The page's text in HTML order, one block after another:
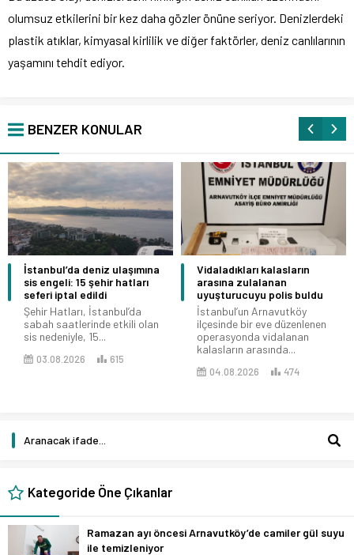
olumsuz etkilerini bir kez daha gözler önüne seriyor. Denizlerdeki
plastik atıklar, kimyasal kirlilik ve diğer faktörler, deniz canlılarının
yaşamını tehdit ediyor.
BENZER KONULAR
İstanbul’da deniz ulaşımına
sis engeli: 15 şehir hatları
seferi iptal edildi
Şehir Hatları, İstanbul’da
sabah saatlerinde etkili olan
sis nedeniyle, 15...
03.08.2026 615
Vidaladıkları kalasların
arasına zulalanan
uyuşturucuyu polis buldu
İstanbul’un Arnavutköy
ilçesinde bir eve düzenlenen
operasyonda vidalanan
kalasların arasında...
04.08.2026 474
Kategoride Öne Çıkanlar
Ramazan ayı öncesi Arnavutköy’de camiler gül suyu
ile temizleniyor